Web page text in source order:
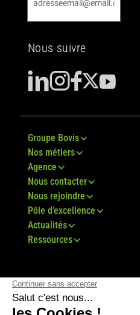
Nous suivre
Groupe Bovis
Nos métiers
Agence
Nous contacter
Nous rejoindre
Pôle d’excellence
Actualités
Ressources
© Groupe Bovis 2024 -
-Plan du site